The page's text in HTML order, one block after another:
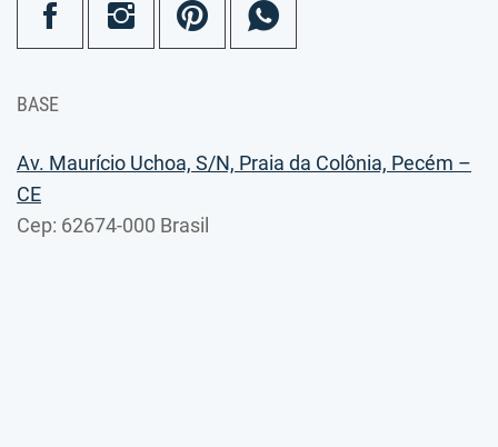
BASE
Av. Maurício Uchoa, S/N, Praia da Colônia, Pecém –
CE
Cep: 62674-000 Brasil